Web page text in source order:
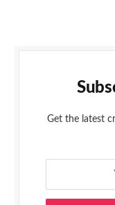
Get the latest